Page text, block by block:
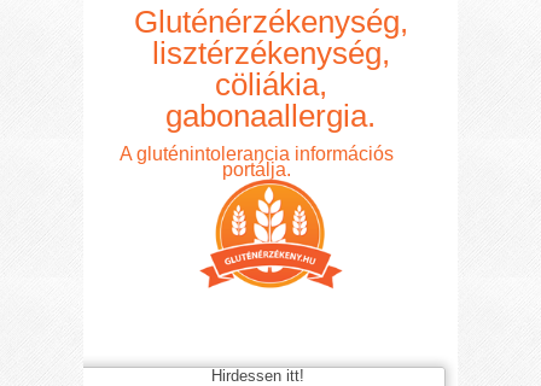
Gluténérzékenység,
lisztérzékenység,
cöliákia,
gabonaallergia.
A gluténintolerancia információs
portálja.
Hirdessen itt!